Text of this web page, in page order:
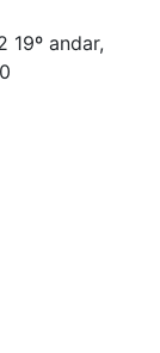
19º andar,